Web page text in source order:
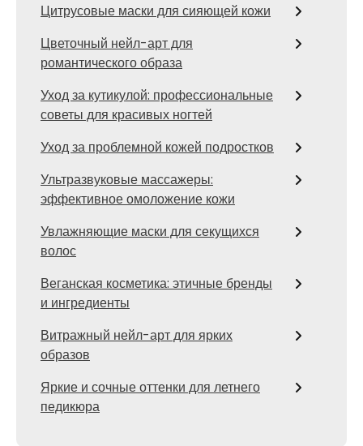
Цитрусовые маски для сияющей кожи
Цветочный нейл-арт для
романтического образа
Уход за кутикулой: профессиональные
советы для красивых ногтей
Уход за проблемной кожей подростков
Ультразвуковые массажеры:
эффективное омоложение кожи
Увлажняющие маски для секущихся
волос
Веганская косметика: этичные бренды
и ингредиенты
Витражный нейл-арт для ярких
образов
Яркие и сочные оттенки для летнего
педикюра